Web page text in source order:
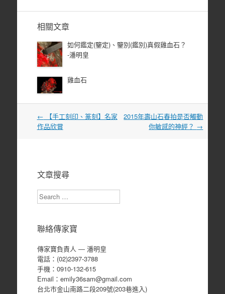
相關文章
如何鑑定(鑒定)、鑒別(鑑別)真假雞血石？
-潘明皇
雞血石
文
章
← 【手工刻印、篆刻】名家
作品欣賞
2015年壽山石春拍是否觸動
你敏感的神經？ →
文章搜尋
Search
聯絡傳家寶
傳家寶負責人 ― 潘明皇
電話：(02)2397-3788
手機：0910-132-615
Email：emily36sam@gmail.com
台北市金山南路二段209號(203巷進入)